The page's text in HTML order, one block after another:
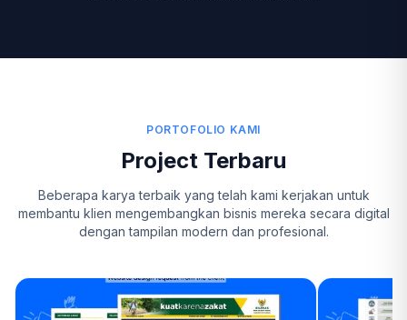
PORTOFOLIO KAMI
Project Terbaru
Beberapa karya terbaik yang telah kami kerjakan untuk
membantu klien mengembangkan bisnis mereka secara digital
dengan tampilan modern dan profesional.